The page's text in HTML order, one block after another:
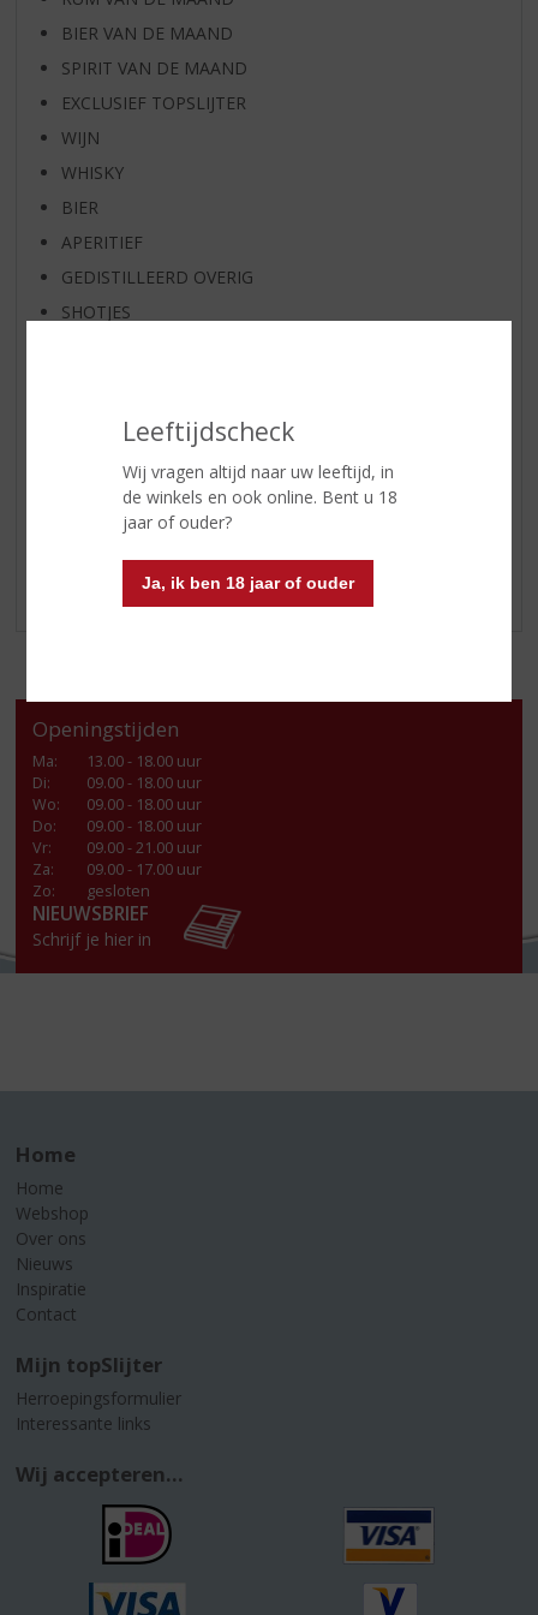
Leeftijdscheck
Wij vragen altijd naar uw leeftijd, in
de winkels en ook online. Bent u 18
jaar of ouder?
Ja, ik ben 18 jaar of ouder
BIER VAN DE MAAND
SPIRIT VAN DE MAAND
EXCLUSIEF TOPSLIJTER
WIJN
WHISKY
BIER
APERITIEF
GEDISTILLEERD OVERIG
SHOTJES
GLASWERK
GESCHENKVERPAKKING
(RELATIE)GESCHENKEN
ALCOHOLVRIJE DRANKEN
VEGAN DRANKEN
LOKALE DRANKEN
Openingstijden
Ma:
13.00 - 18.00 uur
Di:
09.00 - 18.00 uur
Wo:
09.00 - 18.00 uur
Do:
09.00 - 18.00 uur
Vr:
09.00 - 21.00 uur
Za:
09.00 - 17.00 uur
Zo:
gesloten
NIEUWSBRIEF
Schrijf je hier in
Home
Home
Webshop
Over ons
Nieuws
Inspiratie
Contact
Mijn topSlijter
Herroepingsformulier
Interessante links
Wij accepteren...